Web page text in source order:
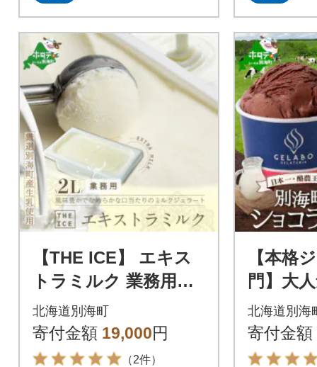
【THE ICE】 エキス
トラミルク 業務用ア
イス 2L ファミリーサ
イズ【別海町産生乳使
用】
北海道別海町
寄付金額 19,000円
（2件）
【本格
門】大
贅沢ジ
ト ショ
個 アイ
北海道別海
寄付金額